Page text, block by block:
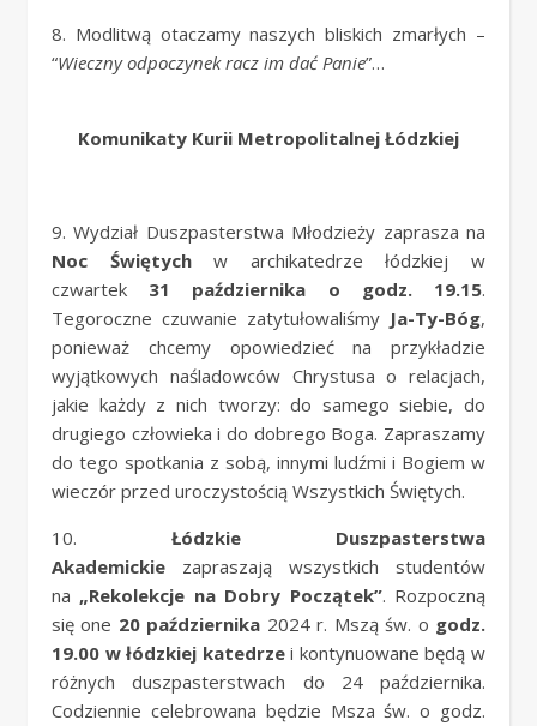
8. Modlitwą otaczamy naszych bliskich zmarłych –
“Wieczny odpoczynek racz im dać Panie”…
Komunikaty Kurii Metropolitalnej Łódzkiej
9. Wydział Duszpasterstwa Młodzieży zaprasza na
Noc Świętychw archikatedrze łódzkiej w
czwartek 31 października o godz. 19.15.
Tegoroczne czuwanie zatytułowaliśmy Ja-Ty-Bóg,
ponieważ chcemy opowiedzieć na przykładzie
wyjątkowych naśladowców Chrystusa o relacjach,
jakie każdy z nich tworzy: do samego siebie, do
drugiego człowieka i do dobrego Boga. Zapraszamy
do tego spotkania z sobą, innymi ludźmi i Bogiem w
wieczór przed uroczystością Wszystkich Świętych.
10. Łódzkie Duszpasterstwa
Akademickie zapraszają wszystkich studentów
na „Rekolekcje na Dobry Początek”. Rozpoczną
się one 20 października 2024 r. Mszą św. o godz.
19.00 w łódzkiej katedrzei kontynuowane będą w
różnych duszpasterstwach do 24 października.
Codziennie celebrowana będzie Msza św. o godz.